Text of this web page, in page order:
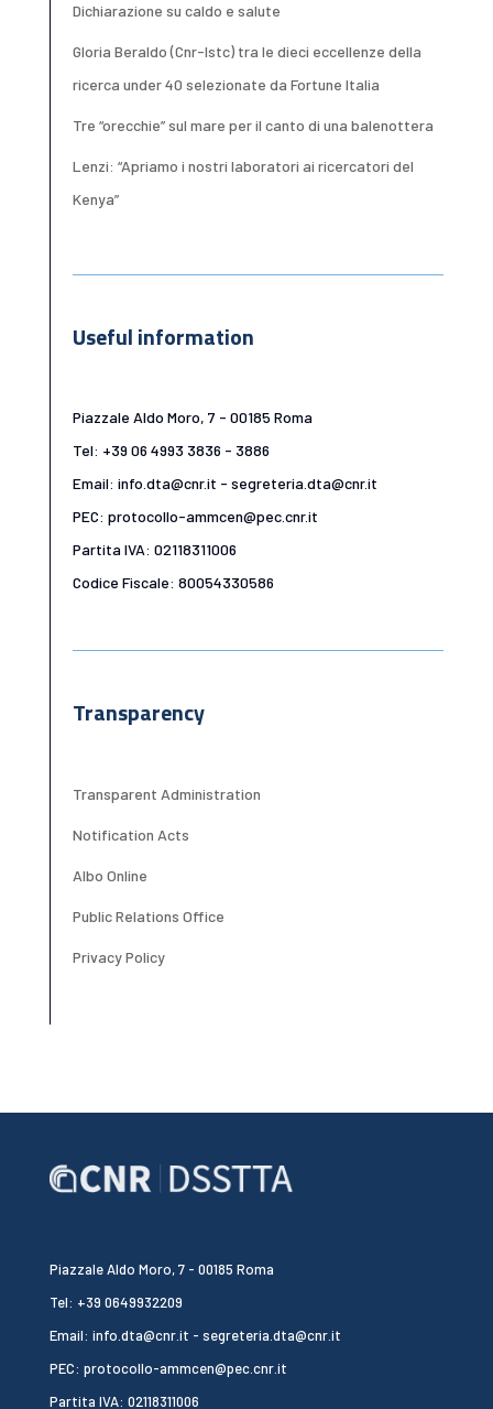
Dichiarazione su caldo e salute
Gloria Beraldo (Cnr-Istc) tra le dieci eccellenze della
ricerca under 40 selezionate da Fortune Italia
Tre “orecchie” sul mare per il canto di una balenottera
Lenzi: “Apriamo i nostri laboratori ai ricercatori del
Kenya”
Useful information
Piazzale Aldo Moro, 7 - 00185 Roma
Tel: +39 06 4993 3836 - 3886
Email: info.dta@cnr.it - segreteria.dta@cnr.it
PEC: protocollo-ammcen@pec.cnr.it
Partita IVA: 02118311006
Codice Fiscale: 80054330586
Transparency
Transparent Administration
Notification Acts
Albo Online
Public Relations Office
Privacy Policy
Piazzale Aldo Moro, 7 - 00185 Roma
Tel: +39 0649932209
Email: info.dta@cnr.it - segreteria.dta@cnr.it
PEC: protocollo-ammcen@pec.cnr.it
Partita IVA: 02118311006